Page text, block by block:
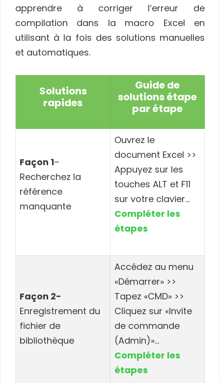
apprendre à corriger l’erreur de
compilation dans la macro Excel en
utilisant à la fois des solutions manuelles
et automatiques.
Solutions
rapides
Guide de
solutions étape
par étape
Façon 1–
Recherchez la
référence
manquante
Ouvrez le
document Excel >>
Appuyez sur les
touches ALT et F11
sur votre clavier…
Compléter les
étapes
Façon 2-
Enregistrement du
fichier de
bibliothèque
Accédez au menu
«Démarrer» >>
Tapez «CMD» >>
Cliquez sur «Invite
de commande
(Admin)»…
Compléter les
étapes